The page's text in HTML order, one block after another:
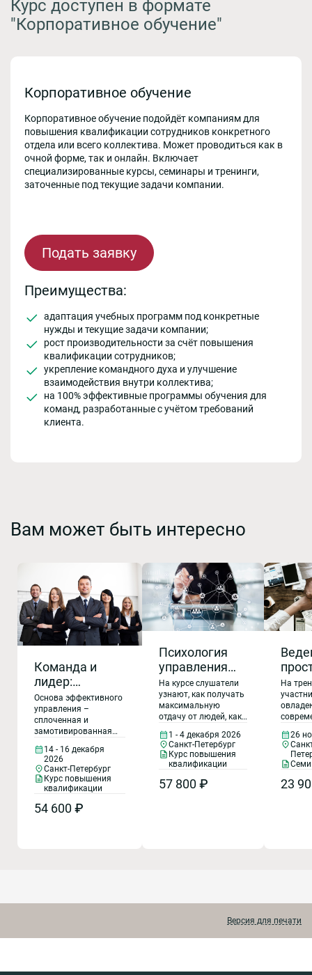
Курс доступен в формате
"Корпоративное обучение"
Корпоративное обучение
Корпоративное обучение подойдёт компаниям для
повышения квалификации сотрудников конкретного
отдела или всего коллектива. Может проводиться как в
очной форме, так и онлайн. Включает
специализированные курсы, семинары и тренинги,
заточенные под текущие задачи компании.
Подать заявку
Преимущества:
адаптация учебных программ под конкретные
нужды и текущие задачи компании;
рост производительности за счёт повышения
квалификации сотрудников;
укрепление командного духа и улучшение
взаимодействия внутри коллектива;
на 100% эффективные программы обучения для
команд, разработанные с учётом требований
клиента.
Вам может быть интересно
Команда и
лидер:
управление
коллективом в
изменяющейся
Основа эффективного
управления –
сплоченная и
замотивированная
важно это в условиях
глобальных
изменений и в период
высокого уровня
компаний за
14 - 16 декабря
2026
Санкт-Петербург
Курс повышения
квалификации
54 600 ₽
Психология
управления
для
руководителей
На курсе слушатели
узнают, как получать
максимальную
отдачу от людей, как
счет чего можно
удержать, как
грамотно
команду и ставить
психология для
качества работы в
1 - 4 декабря 2026
Санкт-Петербург
Курс повышения
квалификации
57 800 ₽
На
26
23
Версия для печати